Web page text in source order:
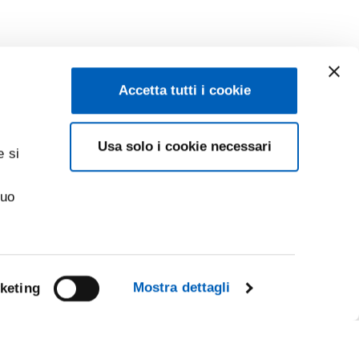
si
Mostra dettagli
Accetta tutti i cookie
Usa solo i cookie necessari